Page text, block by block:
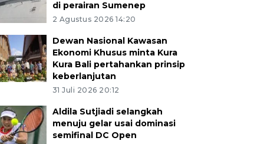
di perairan Sumenep
2 Agustus 2026 14:20
Dewan Nasional Kawasan
Ekonomi Khusus minta Kura
Kura Bali pertahankan prinsip
keberlanjutan
31 Juli 2026 20:12
Aldila Sutjiadi selangkah
menuju gelar usai dominasi
semifinal DC Open